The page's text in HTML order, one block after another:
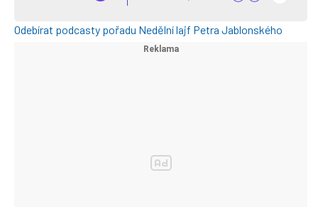
Odebírat podcasty pořadu Nedělní lajf Petra Jablonského